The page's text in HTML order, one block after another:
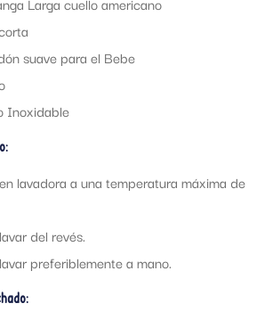
suave para el Bebe
Inoxidable
lavadora a una temperatura máxima de
del revés.
preferiblemente a mano.